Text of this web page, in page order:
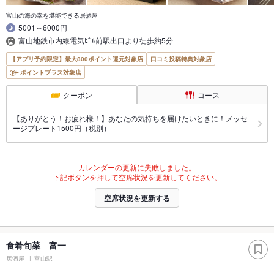
富山の海の幸を堪能できる居酒屋
5001～6000円
富山地鉄市内線電気ﾋﾞﾙ前駅出口より徒歩約5分
【アプリ予約限定】最大800ポイント還元対象店
口コミ投稿特典対象店
ポイントプラス対象店
クーポン コース
【ありがとう！お疲れ様！】あなたの気持ちを届けたいときに！メッセ
ージプレート1500円（税別）
カレンダーの更新に失敗しました。
下記ボタンを押して空席状況を更新してください。
空席状況を更新する
食肴旬菜 富一
居酒屋 富山駅